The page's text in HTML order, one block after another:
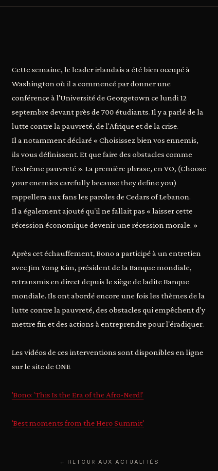
Cette semaine, le leader irlandais a été bien occupé à
Washington où il a commencé par donner une
conférence à l'Université de Georgetown ce lundi 12
septembre devant près de 700 étudiants. Il y a parlé de la
lutte contre la pauvreté, de l'Afrique et de la crise.
Il a notamment déclaré « Choisissez bien vos ennemis,
ils vous définissent. Et que faire des obstacles comme
l'extrême pauvreté ». La première phrase, en VO, (Choose
your enemies carefully because they define you)
rappellera aux fans les paroles de Cedars of Lebanon.
Il a également ajouté qu'il ne fallait pas « laisser cette
récession économique devenir une récession morale. »
Après cet échauffement, Bono a participé à un entretien
avec Jim Yong Kim, président de la Banque mondiale,
retransmis en direct depuis le siège de ladite Banque
mondiale. Ils ont abordé encore une fois les thèmes de la
lutte contre la pauvreté, des obstacles qui empêchent d'y
mettre fin et des actions à entreprendre pour l'éradiquer.
Les vidéos de ces interventions sont disponibles en ligne
sur le site de ONE
'Bono: 'This Is the Era of the Afro-Nerd!'
'Best moments from the Hero Summit'
← RETOUR AUX ACTUALITÉS